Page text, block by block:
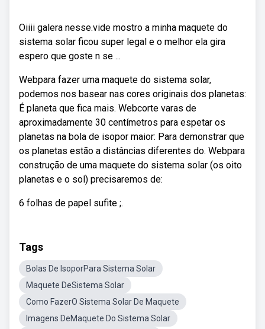
Oiiii galera nesse.vide mostro a minha maquete do
sistema solar ficou super legal e o melhor ela gira
espero que goste n se ...
Webpara fazer uma maquete do sistema solar,
podemos nos basear nas cores originais dos planetas:
É planeta que fica mais. Webcorte varas de
aproximadamente 30 centímetros para espetar os
planetas na bola de isopor maior: Para demonstrar que
os planetas estão a distâncias diferentes do. Webpara
construção de uma maquete do sistema solar (os oito
planetas e o sol) precisaremos de:
6 folhas de papel sufite ;.
Tags
Bolas De IsoporPara Sistema Solar
Maquete DeSistema Solar
Como FazerO Sistema Solar De Maquete
Imagens DeMaquete Do Sistema Solar